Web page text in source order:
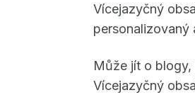
Vícejazyčný
personalizovaný
Může jít o
Vícejazyčný